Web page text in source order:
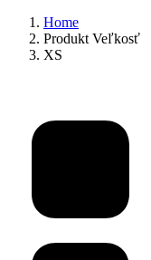
Home
Produkt Veľkosť
XS